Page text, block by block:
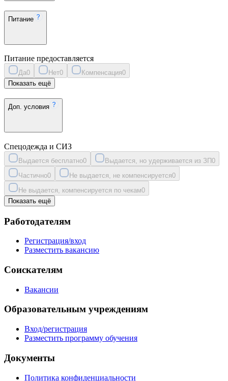
Питание
Питание предоставляется
Да0 Нет0 Компенсация0
Показать ещё
Доп. условия
Спецодежда и СИЗ
Выдается бесплатно0 Выдается, но удерживается из ЗП0
Частично0 Не выдается, не компенсируется0
Не выдается, компенсируется по чекам0
Показать ещё
Работодателям
Регистрация/вход
Разместить вакансию
Соискателям
Вакансии
Образовательным учреждениям
Вход/регистрация
Разместить программу обучения
Документы
Политика конфиденциальности